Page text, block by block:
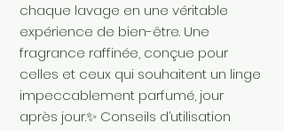
chaque lavage en une véritable
expérience de bien-être. Une
fragrance raffinée, conçue pour
celles et ceux qui souhaitent un linge
impeccablement parfumé, jour
après jour.✨ Conseils d’utilisation